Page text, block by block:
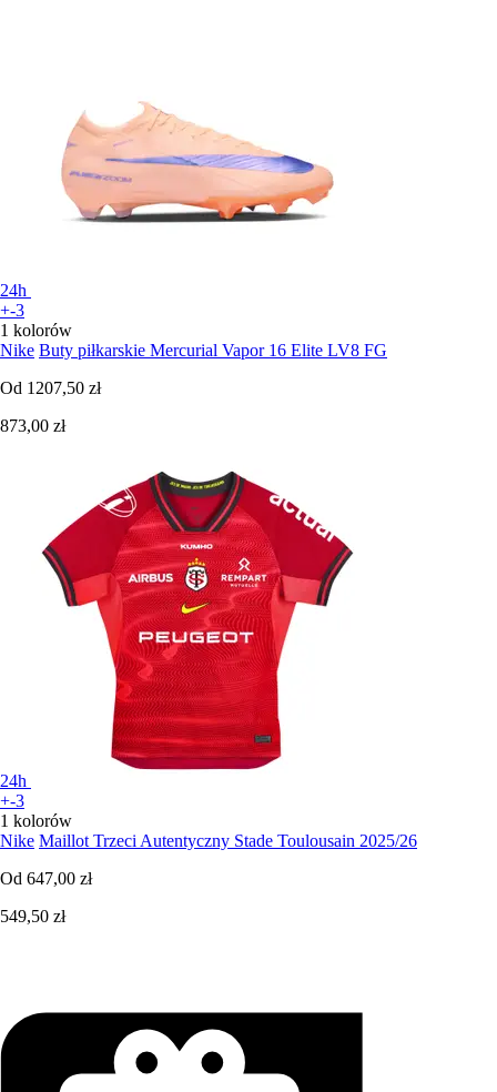
24h
+-3
1 kolorów
Nike Buty piłkarskie Mercurial Vapor 16 Elite LV8 FG
Od 1207,50 zł
873,00 zł
24h
+-3
1 kolorów
Nike Maillot Trzeci Autentyczny Stade Toulousain 2025/26
Od 647,00 zł
549,50 zł